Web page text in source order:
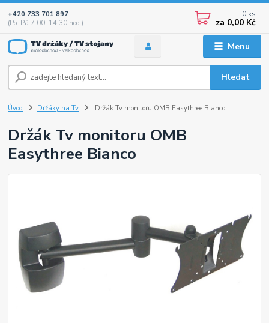
Menu
Hledat
+420 733 701 897
(Po–Pá 7:00–14:30 hod.)
0 ks
za 0,00 Kč
Úvod Držáky na Tv Držák Tv monitoru OMB Easythree Bianco
Držák Tv monitoru OMB
Easythree Bianco